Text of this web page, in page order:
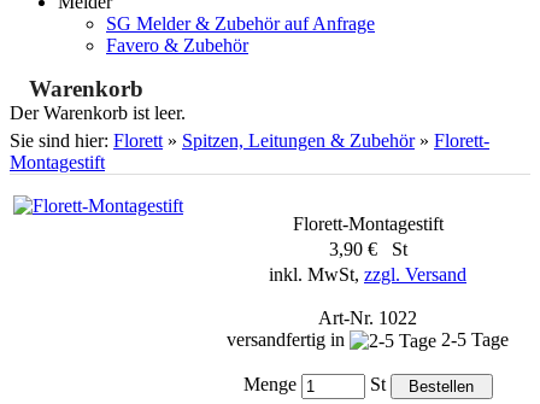
SG Melder & Zubehör auf Anfrage
Favero & Zubehör
Warenkorb
Der Warenkorb ist leer.
Sie sind hier: Florett » Spitzen, Leitungen & Zubehör» Florett-
Montagestift
Florett-Montagestift
3,90 € St
inkl. MwSt, zzgl. Versand
Art-Nr. 1022
versandfertig in
2-5 Tage
Menge St